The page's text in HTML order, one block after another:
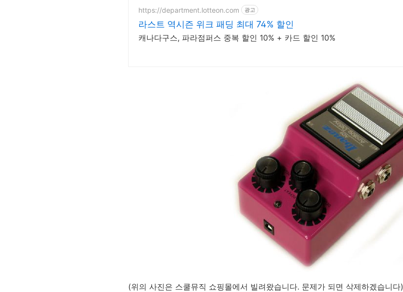
https://department.lotteon.com 광고
라스트 역시즌 위크 패딩 최대 74% 할인
캐나다구스, 파라점퍼스 중복 할인 10% + 카드 할인 10%
(위의 사진은 스쿨뮤직 쇼핑몰에서 빌려왔습니다. 문제가 되면 삭제하겠습니다)